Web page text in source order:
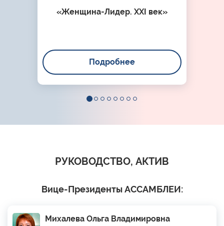
«Женщина-Лидер. XXI век»
Подробнее
РУКОВОДСТВО, АКТИВ
Вице-Президенты АССАМБЛЕИ:
Михалева Ольга Владимировна